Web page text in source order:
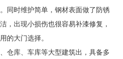
同时维护简单，钢材表面做了防锈
，出现小损伤也很容易补漆修复，
的大门选择。
仓库、车库等大型建筑出，具备多